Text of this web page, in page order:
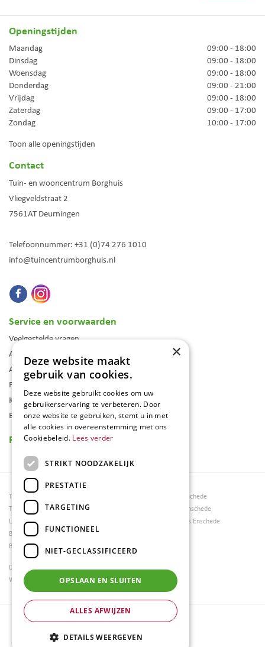
Openingstijden
Maandag
09:00 - 18:00
Dinsdag
09:00 - 18:00
Woensdag
09:00 - 18:00
Donderdag
09:00 - 21:00
Vrijdag
09:00 - 18:00
Zaterdag
09:00 - 17:00
Zondag
10:00 - 17:00
Toon alle openingstijden
Contact
Tuin- en wooncentrum Borghuis
Vliegveldstraat 2
7561AT Deurningen
Telefoonnummer: +31 (0)74 276 1010
info@tuincentrumborghuis.nl
Service en voorwaarden
Veelgestelde vragen
Algemene voorwaarden
Assortiment
Folder
Klantenkaart
Blog
Reviews
Tuincentrum Borghuis
Tuinmeubels
Loungesets
Bloemen
Barbecues
Tuinmeubels Enschede
Tuinmeubelen Enschede
Woonaccessoires Enschede
Dierenwinkel Enschede
Weber bbq kopen Hengelo
© Tuincentrum Borghuis
Green Solutions
×
Deze website maakt
gebruik van cookies.
Deze website gebruikt cookies om uw
gebruikerservaring te verbeteren. Door
onze website te gebruiken, stemt u in met
alle cookies in overeenstemming met ons
Cookiebeleid. Lees verder
STRIKT NOODZAKELIJK
PRESTATIE
TARGETING
FUNCTIONEEL
NIET-GECLASSIFICEERD
OPSLAAN EN SLUITEN
ALLES AFWIJZEN
DETAILS WEERGEVEN